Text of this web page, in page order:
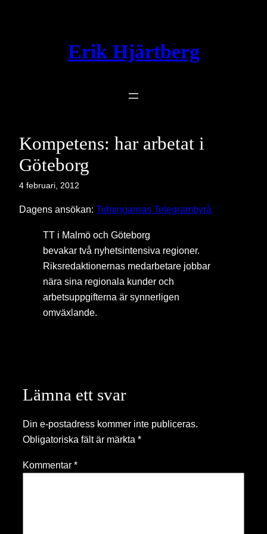
Erik Hjärtberg
Kompetens: har arbetat i
Göteborg
4 februari, 2012
Dagens ansökan: Tidningarnas Telegrambyrå
TT i Malmö och Göteborg
bevakar två nyhetsintensiva regioner.
Riksredaktionernas medarbetare jobbar
nära sina regionala kunder och
arbetsuppgifterna är synnerligen
omväxlande.
Lämna ett svar
Din e-postadress kommer inte publiceras.
Obligatoriska fält är märkta *
Kommentar *